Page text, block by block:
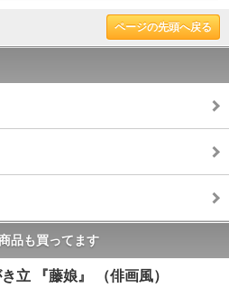
ページの先頭へ戻る
品も買ってます
立 『藤娘』 （俳画風）